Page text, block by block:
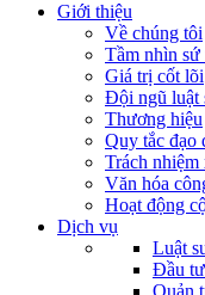
Giới thiệu
Về chúng tôi
Tầm nhìn sứ
Giá trị cốt lõi
Đội ngũ luật
Thương hiệu
Quy tắc đạo
Trách nhiệm
Văn hóa
Hoạt động
Dịch vụ
Luật
Đầu
Quản